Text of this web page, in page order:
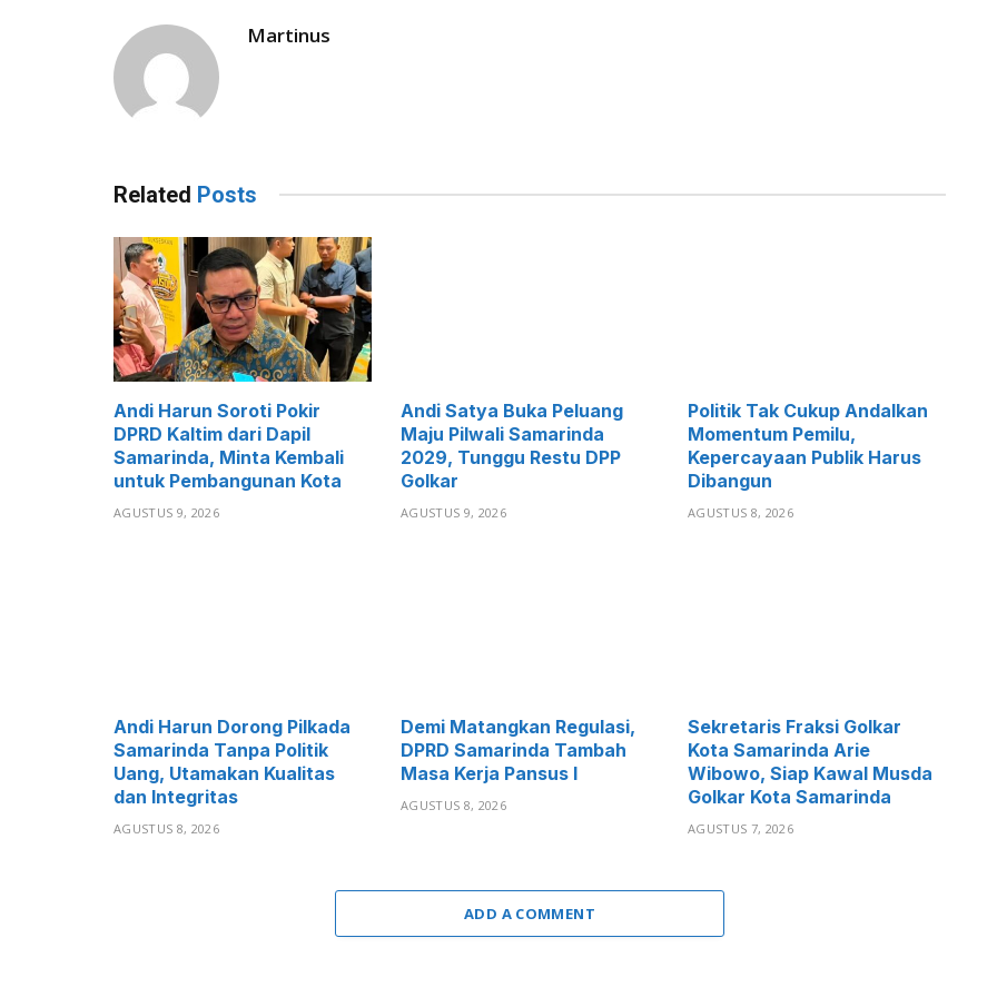
Martinus
Related Posts
Andi Harun Soroti Pokir
DPRD Kaltim dari Dapil
Samarinda, Minta Kembali
untuk Pembangunan Kota
AGUSTUS 9, 2026
Andi Satya Buka Peluang
Maju Pilwali Samarinda
2029, Tunggu Restu DPP
Golkar
AGUSTUS 9, 2026
Politik Tak Cukup Andalkan
Momentum Pemilu,
Kepercayaan Publik Harus
Dibangun
AGUSTUS 8, 2026
Andi Harun Dorong Pilkada
Samarinda Tanpa Politik
Uang, Utamakan Kualitas
dan Integritas
AGUSTUS 8, 2026
Demi Matangkan Regulasi,
DPRD Samarinda Tambah
Masa Kerja Pansus I
AGUSTUS 8, 2026
Sekretaris Fraksi Golkar
Kota Samarinda Arie
Wibowo, Siap Kawal Musda
Golkar Kota Samarinda
AGUSTUS 7, 2026
ADD A COMMENT